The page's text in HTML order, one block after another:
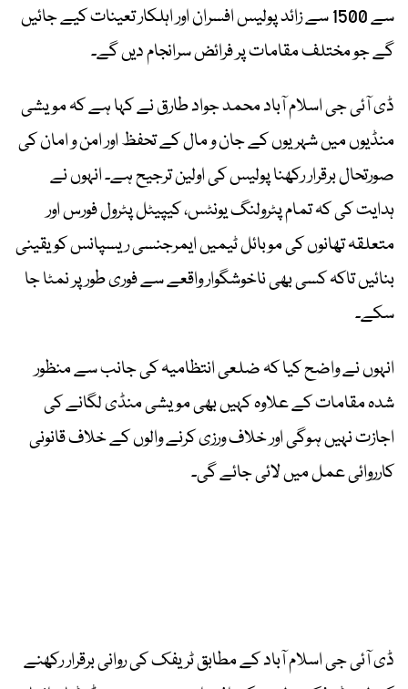
سے 1500 سے زائد پولیس افسران اور اہلکار تعینات کیے جائیں
گے جو مختلف مقامات پر فرائض سرانجام دیں گے۔
ڈی آئی جی اسلام آباد محمد جواد طارق نے کہا ہے کہ مویشی
منڈیوں میں شہریوں کے جان و مال کے تحفظ اور امن و امان کی
صورتحال برقرار رکھنا پولیس کی اولین ترجیح ہے۔ انہوں نے
ہدایت کی کہ تمام پٹرولنگ یونٹس، کیپیٹل پٹرول فورس اور
متعلقہ تھانوں کی موبائل ٹیمیں ایمرجنسی ریسپانس کو یقینی
بنائیں تاکہ کسی بھی ناخوشگوار واقعے سے فوری طور پر نمٹا جا
سکے۔
انہوں نے واضح کیا کہ ضلعی انتظامیہ کی جانب سے منظور
شدہ مقامات کے علاوہ کہیں بھی مویشی منڈی لگانے کی
اجازت نہیں ہوگی اور خلاف ورزی کرنے والوں کے خلاف قانونی
کارروائی عمل میں لائی جائے گی۔
ڈی آئی جی اسلام آباد کے مطابق ٹریفک کی روانی برقرار رکھنے